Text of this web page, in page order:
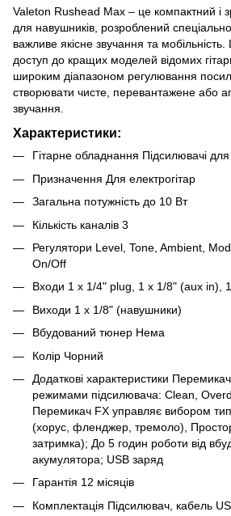
Valeton Rushead Max – це компактний і
для навушників, розроблений спеціально
важливе якісне звучання та
доступ до кращих моделей відомих
широким діапазоном регулювання
створювати чисте, перевантажене або
звучання.
Характеристики:
Гітарне обладнання Підсилювачі
Призначення Для електрогітар
Загальна потужність до 10 Вт
Кількість каналів 3
Регулятори Level, Tone, Ambient,
On/Off
Входи 1 x 1/4" plug, 1 x 1/8" (aux in),
Виходи 1 x 1/8" (навушники)
Вбудований тюнер Нема
Колір Чорний
Додаткові характеристики
режимами підсилювача: Clean,
Перемикач FX управляє вибором
(хорус, фленджер, тремоло),
затримка); До 5 годин роботи від
акумулятора; USB заряд
Гарантія 12 місяців
Комплектація Підсилювач, кабель